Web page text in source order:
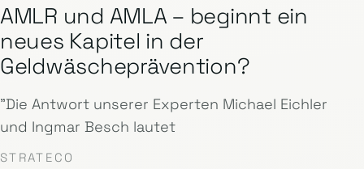
AMLR und AMLA – beginnt ein
neues Kapitel in der
Geldwäscheprävention?
"Die Antwort unserer Experten Michael Eichler
und Ingmar Besch lautet
STRATECO